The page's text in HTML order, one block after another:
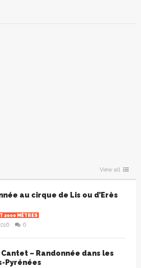
View all
au cirque de Lis ou d’Erès
2000 MÈTRES
6
Cantet – Randonnée dans les
Pyrénées